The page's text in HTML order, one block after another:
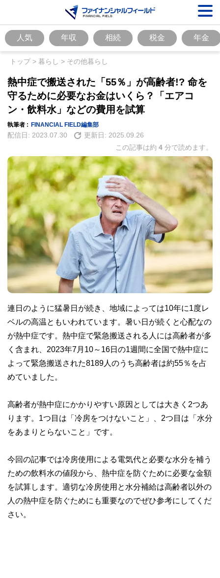
人気 年収 相続 税金 年金
トップ> 暮らし > その他暮らし
熱中症で搬送された「55％」が高齢者!? 命を
守るために必要なお金はいくら？「エアコ
ン・飲料水」などの費用を試算
執筆者 : FINANCIAL FIELD編集部
配信日: 2023.07.30 更新日: 2025.09.26
この記事は約 4 分で読めます。
連日のように猛暑日が続き、地域によっては10年に1度レ
ベルの高温ともいわれています。暑い日が続くと心配なの
が熱中症です。熱中症で緊急搬送される人には高齢者が多
く含まれ、2023年7月10～16日の1週間に全国で熱中症に
よって緊急搬送された8189人のうち高齢者は約55％を占
めていました。
高齢者が熱中症にかかりやすい原因としては大きく2つあ
ります。1つ目は「冷房をつけないこと」、2つ目は「水分
をあまりとらないこと」です。
今回の記事では冷房使用による電気代と必要な水分を補う
ための飲料水の値段から、熱中症を防ぐために必要な金額
を試算します。適切な冷房使用と水分補給は高齢者以外の
人の熱中症を防ぐためにも重要なのでぜひ参考にしてくだ
さい。